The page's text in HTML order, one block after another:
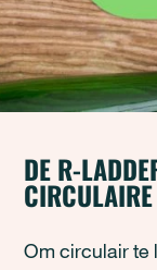
DE R-
Om circulair te